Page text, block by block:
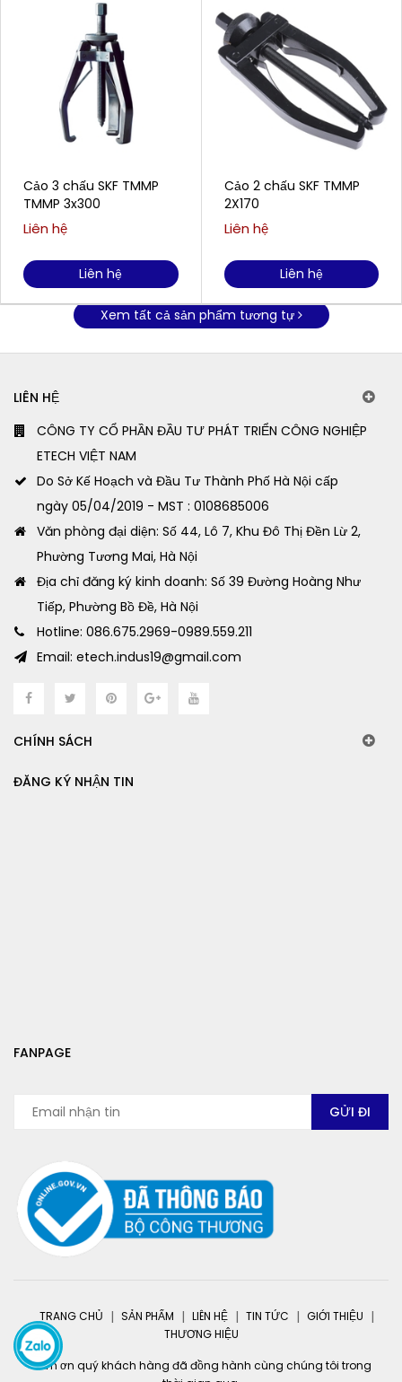
Cảo 3 chấu SKF TMMP
TMMP 3x300
Liên hệ
Liên hệ
Cảo 2 chấu SKF TMMP
2X170
Liên hệ
Liên hệ
Xem tất cả sản phẩm tương tự
LIÊN HỆ
CÔNG TY CỔ PHẦN ĐẦU TƯ PHÁT TRIỂN CÔNG NGHIỆP
ETECH VIỆT NAM
Do Sở Kế Hoạch và Đầu Tư Thành Phố Hà Nội cấp
ngày 05/04/2019 - MST : 0108685006
Văn phòng đại diện: Số 44, Lô 7, Khu Đô Thị Đền Lừ 2,
Phường Tương Mai, Hà Nội
Địa chỉ đăng ký kinh doanh: Số 39 Đường Hoàng Như
Tiếp, Phường Bồ Đề, Hà Nội
Hotline: 086.675.2969-0989.559.211
Email: etech.indus19@gmail.com
CHÍNH SÁCH
ĐĂNG KÝ NHẬN TIN
FANPAGE
TRANG CHỦ SẢN PHẨM LIÊN HỆ TIN TỨC
GIỚI THIỆU
THƯƠNG HIỆU
Cảm ơn quý khách hàng đã đồng hành cùng chúng tôi trong